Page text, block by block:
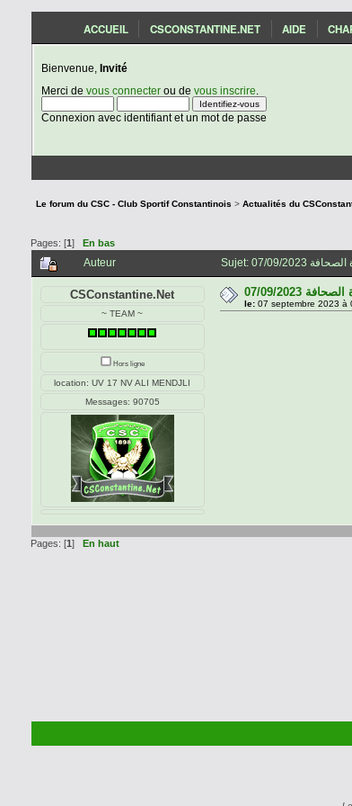
ACCUEIL CSCONSTANTINE.NET AIDE
Bienvenue, Invité
Merci de vous connecterou de vous inscrire
Connexion avec identifiant et un mot de passe
Le forum du CSC - Club Sportif Constantinois >
Pages: [1] En bas
Auteur
CSConstantine.Net
~ TEAM ~
Hors ligne
location: UV 17 NV ALI MENDJLI
Messages: 90705
الصحافة
le:07 septembre 2023 à
Pages: [1 ] En haut